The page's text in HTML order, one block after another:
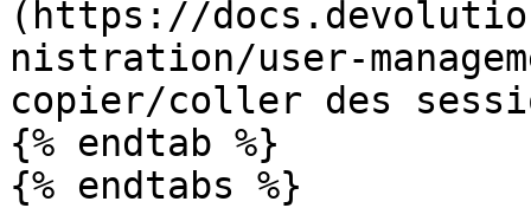
(https://
nistration/user-
copier/coller des
{% endtab %}
{% endtabs %}